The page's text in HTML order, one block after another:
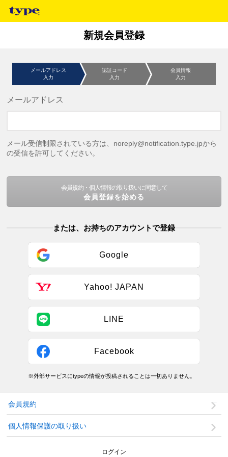
新規会員登録
メールアドレス
入力
認証コード
入力
会員情報
入力
メールアドレス
メール受信制限されている方は、noreply@notification.type.jpから
の受信を許可してください。
会員規約・個人情報の取り扱いに同意して
会員登録を始める
または、お持ちのアカウントで登録
Google
Yahoo! JAPAN
LINE
Facebook
※外部サービスにtypeの情報が投稿されることは一切ありません。
会員規約
個人情報保護の取り扱い
ログイン